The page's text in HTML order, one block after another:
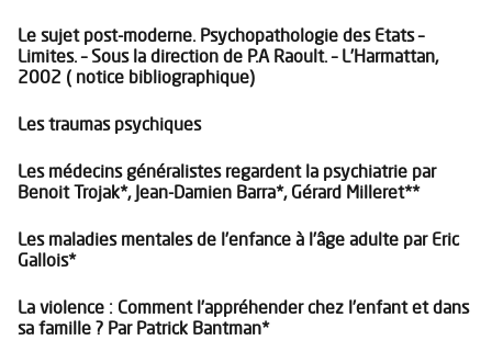
Le sujet post-moderne. Psychopathologie des Etats –
Limites. – Sous la direction de P.A Raoult. – L’Harmattan,
2002 ( notice bibliographique)
Les traumas psychiques
Les médecins généralistes regardent la psychiatrie par
Benoit Trojak*, Jean-Damien Barra*, Gérard Milleret**
Les maladies mentales de l’enfance à l’âge adulte par Eric
Gallois*
La violence : Comment l’appréhender chez l’enfant et dans
sa famille ? Par Patrick Bantman*